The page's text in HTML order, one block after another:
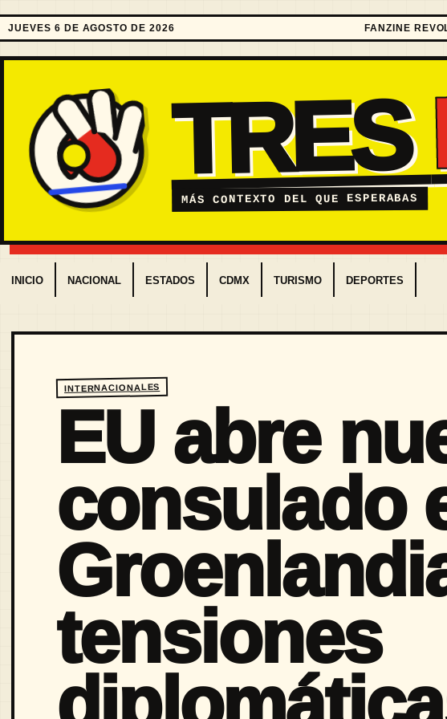
JUEVES 6 DE AGOSTO DE 2026 FANZINE
TRES
MÁS CONTEXTO DEL QUE ESPERABAS
INICIO NACIONAL ESTADOS CDMX TURISMO DEPORTES
INTERNACIONALES
EU abre
consulado
tensiones